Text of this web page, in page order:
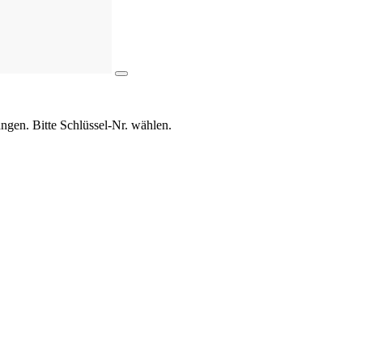
Bitte Schlüssel-Nr. wählen.